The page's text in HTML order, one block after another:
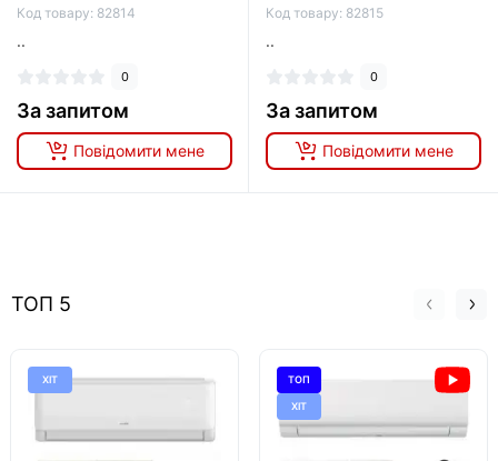
Код товару: 82814
..
0
За запитом
Повідомити мене
Код товару: 82815
..
0
За запитом
Повідомити мене
ТОП 5
ХІТ ТОП
ХІТ